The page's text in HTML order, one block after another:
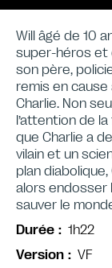
Will âgé de 10
super-héros et
son père,
remis en
Charlie. Non
l’attention de
que Charlie a
vilain et un
plan
alors endosser
sauver le
Durée
1h22
Version
VF